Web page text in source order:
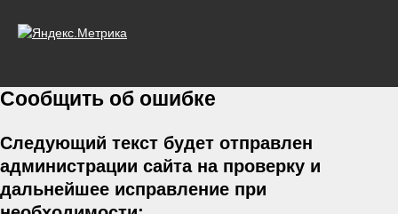
Сообщить об ошибке
Следующий текст будет отправлен
администрации сайта на проверку и
дальнейшее исправление при